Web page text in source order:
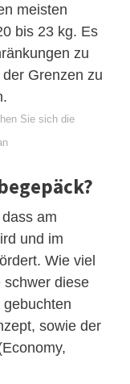
meisten
bis 23 kg. Es
zu
Grenzen zu
Sie sich die
am
und im
Wie viel
schwer diese
sowie der